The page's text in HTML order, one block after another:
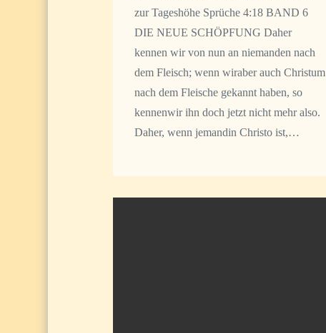
zur Tageshöhe Sprüche 4:18 BAND 6
DIE NEUE SCHÖPFUNG Daher
kennen wir von nun an niemanden nach
dem Fleisch; wenn wiraber auch Christum
nach dem Fleische gekannt haben, so
kennenwir ihn doch jetzt nicht mehr also.
Daher, wenn jemandin Christo ist,…